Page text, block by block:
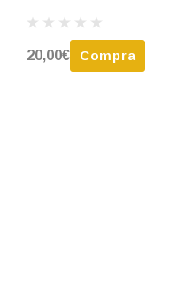
20,00€ Compra